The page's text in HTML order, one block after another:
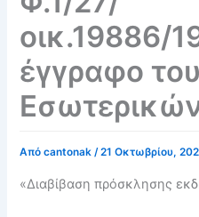
οικ.19886/
έγγραφο
Απόcantonak/21 Οκτωβρίου,
«Διαβίβαση πρόσκλησης